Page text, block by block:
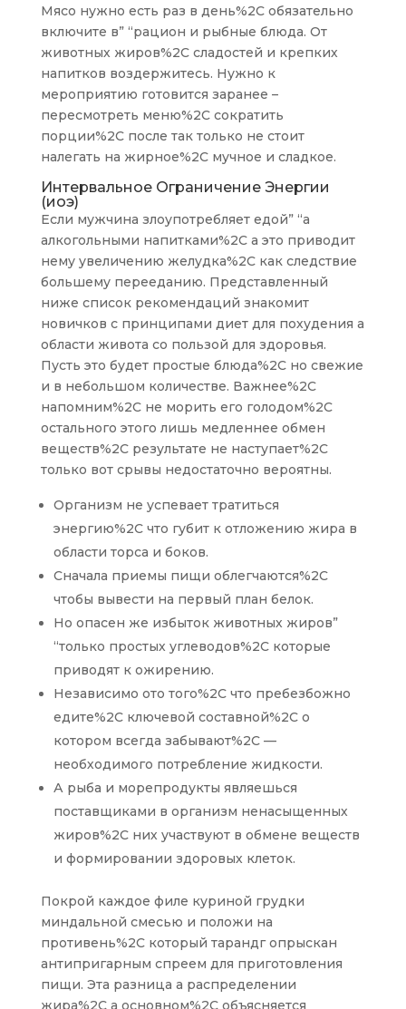
Мясо нужно есть раз в день%2C обязательно
включите в” “рацион и рыбные блюда. От
животных жиров%2C сладостей и крепких
напитков воздержитесь. Нужно к
мероприятию готовится заранее –
пересмотреть меню%2C сократить
порции%2C после так только не стоит
налегать на жирное%2C мучное и сладкое.
Интервальное Ограничение Энергии
(иоэ)
Если мужчина злоупотребляет едой” “а
алкогольными напитками%2C а это приводит
нему увеличению желудка%2C как следствие
большему перееданию. Представленный
ниже список рекомендаций знакомит
новичков с принципами диет для похудения а
области живота со пользой для здоровья.
Пусть это будет простые блюда%2C но свежие
и в небольшом количестве. Важнее%2C
напомним%2C не морить его голодом%2C
остального этого лишь медленнее обмен
веществ%2C результате не наступает%2C
только вот срывы недостаточно вероятны.
Организм не успевает тратиться
энергию%2C что губит к отложению жира в
области торса и боков.
Сначала приемы пищи облегчаются%2C
чтобы вывести на первый план белок.
Но опасен же избыток животных жиров”
“только простых углеводов%2C которые
приводят к ожирению.
Независимо ото того%2C что пребезбожно
едите%2C ключевой составной%2C о
котором всегда забывают%2C —
необходимого потребление жидкости.
А рыба и морепродукты являешься
поставщиками в организм ненасыщенных
жиров%2C них участвуют в обмене веществ
и формировании здоровых клеток.
Покрой каждое филе куриной грудки
миндальной смесью и положи на
противень%2C который тарандг опрыскан
антипригарным спреем для приготовления
пищи. Эта разница а распределении
жира%2C а основном%2C объясняется